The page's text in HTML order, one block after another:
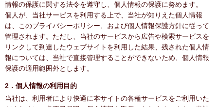
情報の保護に関する法令を遵守し、個人情報の保護に努めます。
個人が、当社サービスを利用する上で、当社が知りえた個人情報
は、このプライバシーポリシー、および個人情報保護方針に従って
管理されます。ただし、当社のサービスから広告や検索サービスを
リンクして到達したウェブサイトを利用した結果、残された個人情
報については、当社で直接管理することができないため、個人情報
保護の適用範囲外とします。
2．個人情報の利用目的
当社は、利用者により快適に本サイトの各種サービスをご利用いた